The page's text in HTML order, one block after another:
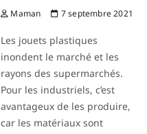
Maman 7 septembre 2021
Les jouets plastiques
inondent le marché et les
rayons des supermarchés.
Pour les industriels, c’est
avantageux de les produire,
car les matériaux sont